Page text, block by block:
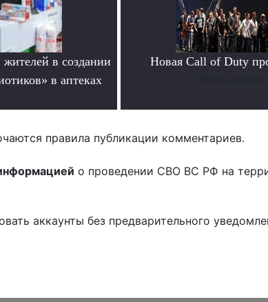
в создании
в аптеках
Новая Call of Duty
правила публикации комментариев.
о проведении СВО ВС РФ на
аккаунты без предварительного